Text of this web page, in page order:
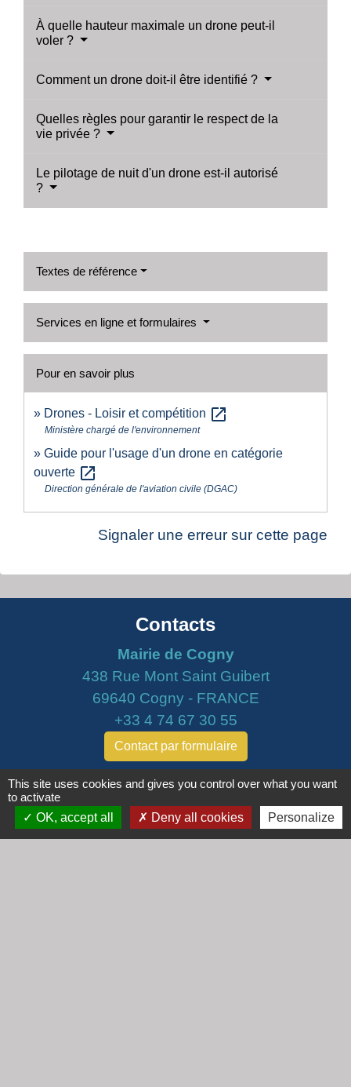
À quelle hauteur maximale un drone peut-il
voler ?
Comment un drone doit-il être identifié ?
Quelles règles pour garantir le respect de la
vie privée ?
Le pilotage de nuit d'un drone est-il autorisé
?
Textes de référence
Services en ligne et formulaires
Pour en savoir plus
Drones - Loisir et compétition open_in_new
Ministère chargé de l'environnement
Guide pour l'usage d'un drone en catégorie
ouverte open_in_new
Direction générale de l'aviation civile (DGAC)
Signaler une erreur sur cette page
Contacts
Mairie de Cogny
438 Rue Mont Saint Guibert
69640 Cogny - FRANCE
+33 4 74 67 30 55
Contact par formulaire
Horaires
Lundi : 16h30 - 18h30
Mardi : 8h30 - 12h00
This site uses cookies and gives you control over what you want
to activate
OK, accept all
Deny all cookies Personalize